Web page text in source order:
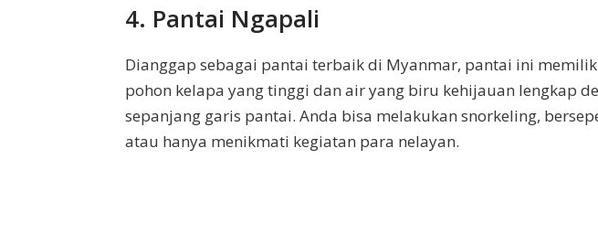
4. Pantai Ngapali
Dianggap sebagai pantai terbaik di Myanmar, pantai ini
pohon kelapa yang tinggi dan air yang biru kehijauan lengkap
sepanjang garis pantai. Anda bisa melakukan snorkeling,
atau hanya menikmati kegiatan para nelayan.